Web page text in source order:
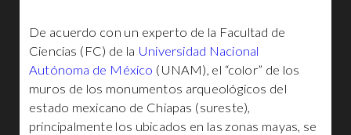
De acuerdo con un experto de la Facultad de
Ciencias (FC) de la Universidad Nacional
Autónoma de México (UNAM), el “color” de los
muros de los monumentos arqueológicos del
estado mexicano de Chiapas (sureste),
principalmente los ubicados en las zonas mayas, se